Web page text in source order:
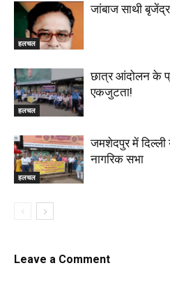
हलचल
जांबाज साथी बृजेंद्र
हलचल
छात्र आंदोलन के
एकजुटता!
हलचल
जमशेदपुर में दिल्ली
नागरिक सभा
Leave a Comment